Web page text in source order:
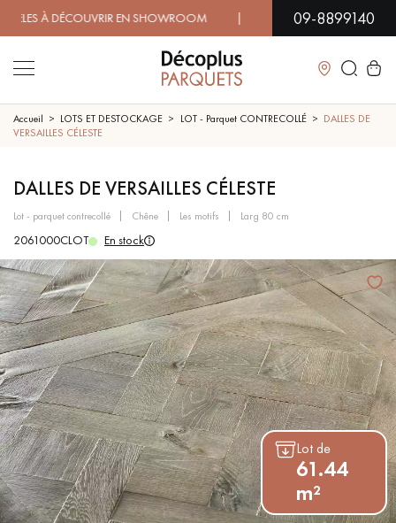
DÉCOUVRIR EN SHOWROOM | DISPONIBILITÉ09-8899140
Fermer
PARQUET MASSIF
PARQUET CONTRECOLLÉ -
SOL PLAQUÉ BOIS VERITABLES
PARQUETS À MOTIFS
TRADITIONNELS
PARQUET EN BOIS EXOTIQUE PARQUET VERNIS
PARQUET HUILÉ PARQUET EN BOIS BRUT
PARQUET VIEILLI PARQUET EN CHÊNE FUMÉ
PARQUET LAMES LARGES XXL PARQUET EN CHÊNE
ACCESSOIRES PARQUET
D'INTÉRIEUR
Accueil LOTS ET DESTOCKAGE LOT - Parquet CONTRECOLLÉ
DALLES DE
VERSAILLES CÉLESTE
DALLES DE VERSAILLES CÉLESTE
lot - parquet contrecollé chêne les motifs larg 80 cm
2061000CLOT En stock
Lot de
61.44
m²